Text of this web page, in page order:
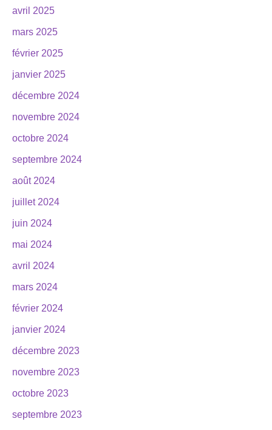
avril 2025
mars 2025
février 2025
janvier 2025
décembre 2024
novembre 2024
octobre 2024
septembre 2024
août 2024
juillet 2024
juin 2024
mai 2024
avril 2024
mars 2024
février 2024
janvier 2024
décembre 2023
novembre 2023
octobre 2023
septembre 2023